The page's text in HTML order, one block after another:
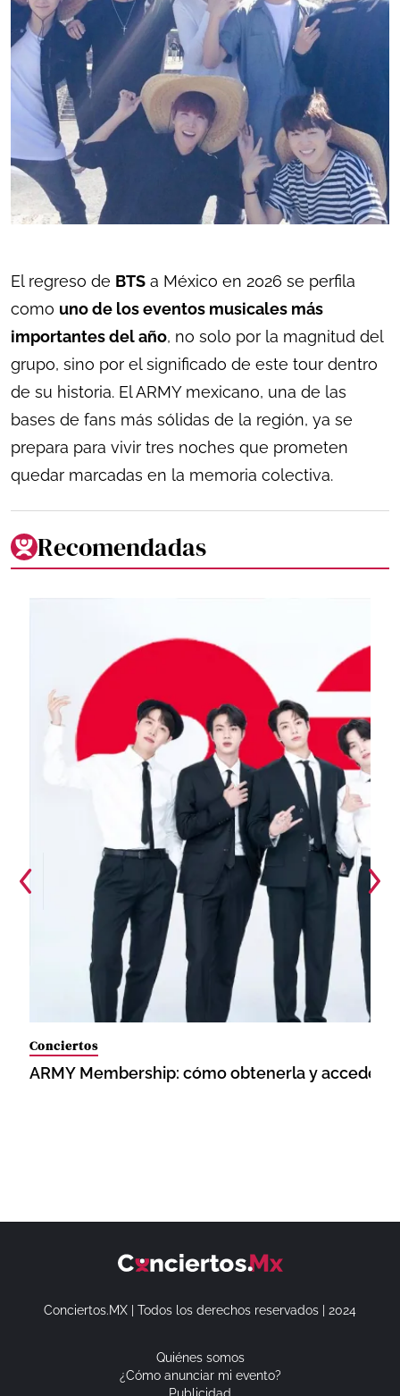
El regreso de BTS a México en 2026 se perfila
como uno de los eventos musicales más
importantes del año, no solo por la magnitud del
grupo, sino por el significado de este tour dentro
de su historia. El ARMY mexicano, una de las
bases de fans más sólidas de la región, ya se
prepara para vivir tres noches que prometen
quedar marcadas en la memoria colectiva.
Recomendadas
Conciertos
ARMY Membership: cómo obtenerla y acceder
Conciertos.MX | Todos los derechos reservados | 2024
Quiénes somos
¿Cómo anunciar mi evento?